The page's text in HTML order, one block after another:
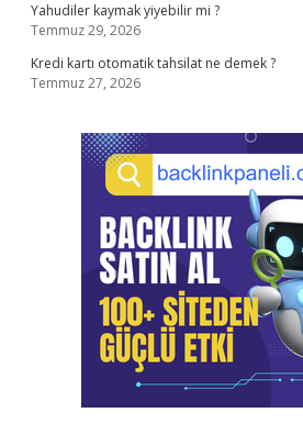
Yahudiler kaymak yiyebilir mi ?
Temmuz 29, 2026
Kredi kartı otomatik tahsilat ne demek ?
Temmuz 27, 2026